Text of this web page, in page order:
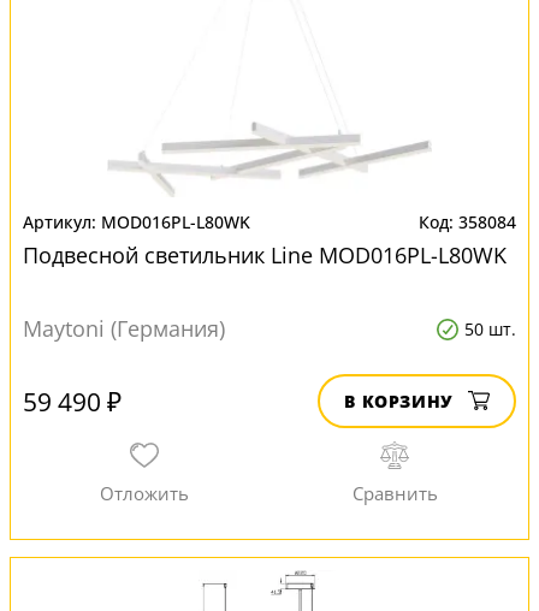
MOD016PL-L80WK 358084
Подвесной светильник Line MOD016PL-L80WK
Maytoni (Германия) 50 шт.
59 490 ₽ В КОРЗИНУ